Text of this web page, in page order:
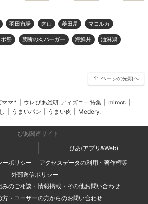
羽田市場 肉山 菱田屋 マヨルカ
祭 禁断の肉バーガー 海鮮丼 油淋鶏
ページの先頭へ
ママ* ウレぴあ総研 ディズニー特集 mimot.
うまいパン うまい肉 Medery.
ぴあ関連サイト
ぴあ(アプリ&Web)
ーポリシー
アクセスデータの利用・著作権等
外部送信ポリシー
みのご相談・情報掲載・その他お問い合わせ
方・ユーザーの方からのお問い合わせ